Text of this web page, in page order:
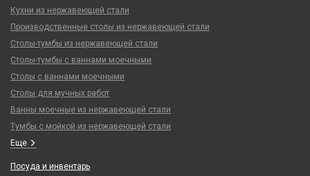
Кухни из нержавеющей стали
Производственные столы из нержавеющей стали
Столы-тумбы из нержавеющей стали
Столы-тумбы с ваннами моечными
Столы с ваннами моечными
Столы для мучных работ
Ванны моечные из нержавеющей стали
Тумбы с мойкой из нержавеющей стали
Еще
Посуда и инвентарь